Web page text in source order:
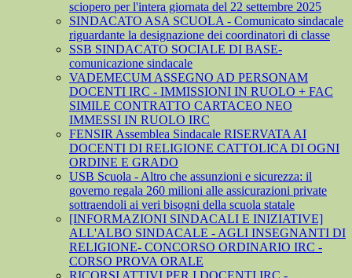
sciopero per l'intera giornata del 22 settembre 2025
SINDACATO ASA SCUOLA - Comunicato sindacale
riguardante la designazione dei coordinatori di classe
SSB SINDACATO SOCIALE DI BASE-
comunicazione sindacale
VADEMECUM ASSEGNO AD PERSONAM
DOCENTI IRC - IMMISSIONI IN RUOLO + FAC
SIMILE CONTRATTO CARTACEO NEO
IMMESSI IN RUOLO IRC
FENSIR Assemblea Sindacale RISERVATA AI
DOCENTI DI RELIGIONE CATTOLICA DI OGNI
ORDINE E GRADO
USB Scuola - Altro che assunzioni e sicurezza: il
governo regala 260 milioni alle assicurazioni private
sottraendoli ai veri bisogni della scuola statale
[INFORMAZIONI SINDACALI E INIZIATIVE]
ALL'ALBO SINDACALE - AGLI INSEGNANTI DI
RELIGIONE- CONCORSO ORDINARIO IRC -
CORSO PROVA ORALE